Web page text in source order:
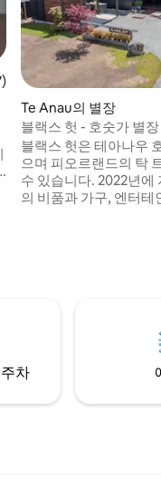
점 만점), 후기 367개
Te Anau의 별장
블랙스 헛 - 호숫가 별장
블랙스 헛은 테아나우
으며 피오르랜드의 탁
수 있습니다. 2022년에 지어졌으며 고품질
의 비품과 가구, 엔터테
과 카페까지 호숫가를
차